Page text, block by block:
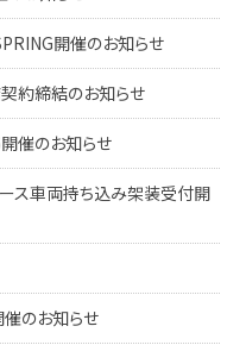
開催のお知らせ
約締結のお知らせ
催のお知らせ
ス車両持ち込み架装受付開
催のお知らせ